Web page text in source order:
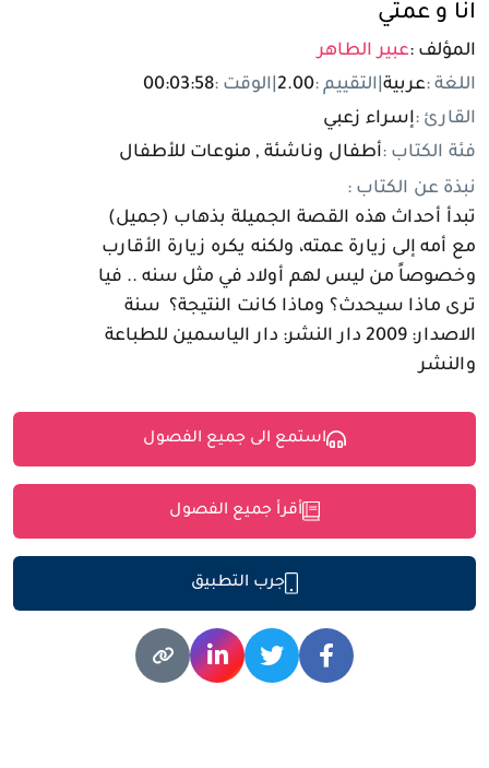
انا و عمتي
المؤلف :عبير الطاهر
اللغة :عربية التقييم :2.00 الوقت :00:03:58
القارئ :إسراء زعبي
فئة الكتاب :أطفال وناشئة , منوعات للأطفال
نبذة عن الكتاب :
تبدأ أحداث هذه القصة الجميلة بذهاب (جميل)
مع أمه إلى زيارة عمته، ولكنه يكره زيارة الأقارب
وخصوصاً من ليس لهم أولاد في مثل سنه .. فيا
ترى ماذا سيحدث؟ وماذا كانت النتيجة؟ سنة
الاصدار: 2009 دار النشر: دار الياسمين للطباعة
والنشر
استمع الى جميع الفصول
أقرأ جميع الفصول
جرب التطبيق